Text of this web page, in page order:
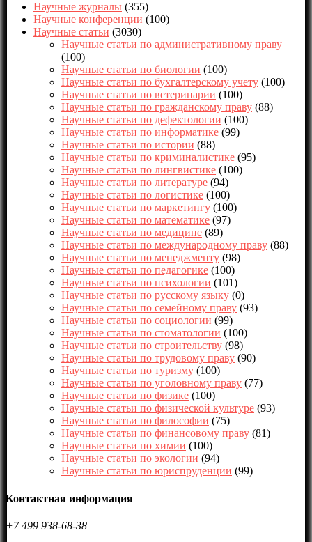
Научные журналы (355)
Научные конференции (100)
Научные статьи (3030)
Научные статьи по административному праву
(100)
Научные статьи по биологии (100)
Научные статьи по бухгалтерскому учету (100)
Научные статьи по ветеринарии (100)
Научные статьи по гражданскому праву (88)
Научные статьи по дефектологии (100)
Научные статьи по информатике (99)
Научные статьи по истории (88)
Научные статьи по криминалистике (95)
Научные статьи по лингвистике (100)
Научные статьи по литературе (94)
Научные статьи по логистике (100)
Научные статьи по маркетингу (100)
Научные статьи по математике (97)
Научные статьи по медицине (89)
Научные статьи по международному праву (88)
Научные статьи по менеджменту (98)
Научные статьи по педагогике (100)
Научные статьи по психологии (101)
Научные статьи по русскому языку (0)
Научные статьи по семейному праву (93)
Научные статьи по социологии (99)
Научные статьи по стоматологии (100)
Научные статьи по строительству (98)
Научные статьи по трудовому праву (90)
Научные статьи по туризму (100)
Научные статьи по уголовному праву (77)
Научные статьи по физике (100)
Научные статьи по физической культуре (93)
Научные статьи по философии (75)
Научные статьи по финансовому праву (81)
Научные статьи по химии (100)
Научные статьи по экологии (94)
Научные статьи по юриспруденции (99)
Контактная информация
+7 499 938-68-38